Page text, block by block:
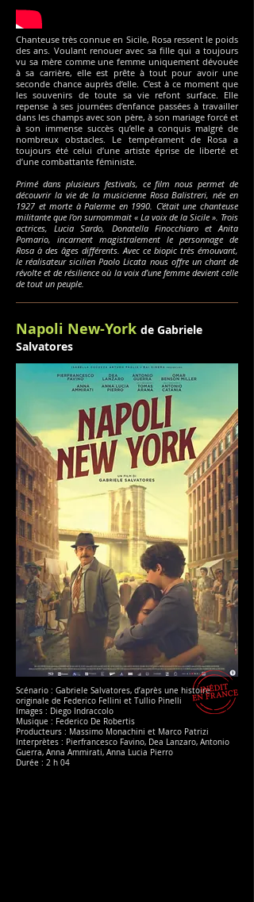
Chanteuse très connue en Sicile, Rosa ressent le poids
des ans. Voulant renouer avec sa fille qui a toujours
vu sa mère comme une femme uniquement dévouée
à sa carrière, elle est prête à tout pour avoir une
seconde chance auprès d’elle. C’est à ce moment que
les souvenirs de toute sa vie refont surface. Elle
repense à ses journées d’enfance passées à travailler
dans les champs avec son père, à son mariage forcé et
à son immense succès qu’elle a conquis malgré de
nombreux obstacles. Le tempérament de Rosa a
toujours été celui d’une artiste éprise de liberté et
d’une combattante féministe.
Primé dans plusieurs festivals, ce film nous permet de
découvrir la vie de la musicienne Rosa Balistreri, née en
1927 et morte à Palerme en 1990. C’était une chanteuse
militante que l’on surnommait « La voix de la Sicile ». Trois
actrices, Lucia Sardo, Donatella Finocchiaro et Anita
Pomario, incarnent magistralement le personnage de
Rosa à des âges différents. Avec ce biopic très émouvant,
le réalisateur sicilien Paolo Licata nous offre un chant de
révolte et de résilience où la voix d’une femme devient celle
de tout un peuple.
Napoli New-York de Gabriele
Salvatores
Scénario : Gabriele Salvatores, d’après une histoire
originale de Federico Fellini et Tullio Pinelli
Images : Diego Indraccolo
Musique : Federico De Robertis
Producteurs : Massimo Monachini et Marco Patrizi
Interprètes : Pierfrancesco Favino, Dea Lanzaro, Antonio
Guerra, Anna Ammirati, Anna Lucia Pierro
Durée : 2 h 04